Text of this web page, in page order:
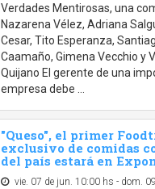
Verdades Mentirosas, una
Nazarena Vélez, Adriana
Cesar, Tito Esperanza,
Caamaño, Gimena Vecchio y
Quijano El gerente de una
empresa debe …
"Queso", el primer
exclusivo de comidas
del país estará en
vie. 07 de jun. 10:00 hs - dom.